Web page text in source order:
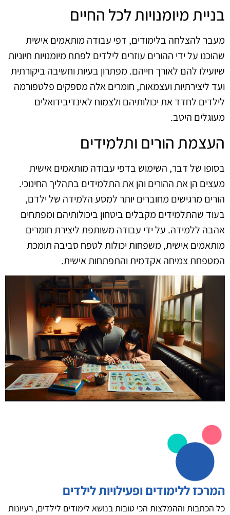
בניית מיומנויות לכל החיים
מעבר להצלחה בלימודים, דפי עבודה מותאמים אישית
שהוכנו על ידי ההורים עוזרים לילדים לפתח מיומנויות חיוניות
שיועילו להם לאורך חייהם. מפתרון בעיות וחשיבה ביקורתית
ועד ליצירתיות ועצמאות, חומרים אלה מספקים פלטפורמה
לילדים לחדד את יכולותיהם ולצמוח לאינדיבידואלים
מעוגלים היטב.
העצמת הורים ותלמידים
בסופו של דבר, השימוש בדפי עבודה מותאמים אישית
מעצים הן את ההורים והן את התלמידים בתהליך החינוכי.
הורים מרגישים מחוברים יותר למסע הלמידה של ילדם,
בעוד שהתלמידים מקבלים ביטחון ביכולותיהם ומפתחים
אהבה ללמידה. על ידי עבודה משותפת ליצירת חומרים
מותאמים אישית, משפחות יכולות לטפח סביבה תומכת
המטפחת צמיחה אקדמית והתפתחות אישית.
המרכז ללימודים ופעילויות לילדים
כל הכתבות וההמלצות הכי טובות בנושא לימודים לילדים, רעיונות